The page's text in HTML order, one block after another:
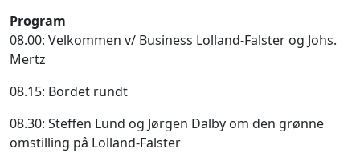
Program
08.00: Velkommen v/ Business Lolland-Falster og Johs.
Mertz
08.15: Bordet rundt
08.30: Steffen Lund og Jørgen Dalby om den grønne
omstilling på Lolland-Falster